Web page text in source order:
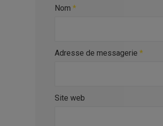
Nom *
Adresse de messagerie *
Site web